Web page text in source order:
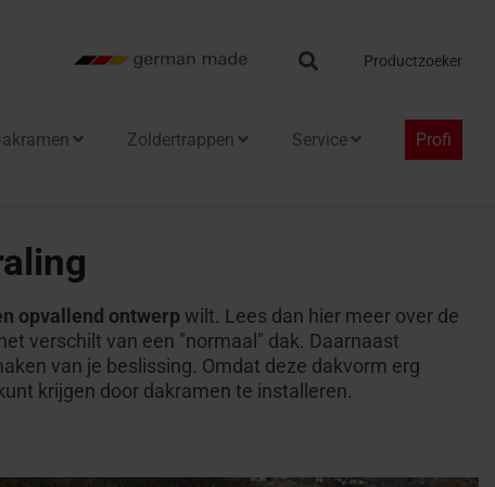
Productzoeker
Search
Zoldertrappen Service Profi
opvallend ontwerp wilt. Lees dan hier meer over de
verschilt van een "normaal" dak. Daarnaast
van je beslissing. Omdat deze dakvorm erg
krijgen door dakramen te installeren.